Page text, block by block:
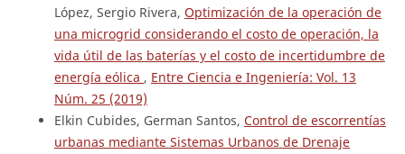
López, Sergio Rivera, Optimización de la operación de
una microgrid considerando el costo de operación, la
vida útil de las baterías y el costo de incertidumbre de
energía eólica , Entre Ciencia e Ingeniería: Vol. 13
Núm. 25 (2019)
Elkin Cubides, German Santos, Control de escorrentías
urbanas mediante Sistemas Urbanos de Drenaje